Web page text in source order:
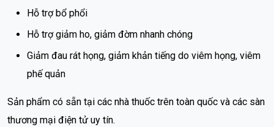
Hỗ trợ bổ phổi
Hỗ trợ giảm ho, giảm đờm nhanh chóng
Giảm đau rát họng, giảm khản tiếng do viêm họng, viêm
phế quản
Sản phẩm có sẵn tại các nhà thuốc trên toàn quốc và các sàn
thương mại điện tử uy tín.